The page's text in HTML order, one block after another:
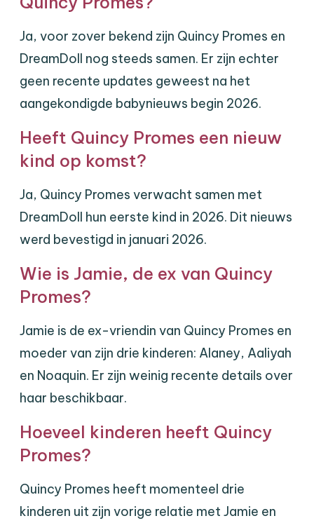
Ja, voor zover bekend zijn Quincy Promes en
DreamDoll nog steeds samen. Er zijn echter
geen recente updates geweest na het
aangekondigde babynieuws begin 2026.
Heeft Quincy Promes een nieuw
kind op komst?
Ja, Quincy Promes verwacht samen met
DreamDoll hun eerste kind in 2026. Dit nieuws
werd bevestigd in januari 2026.
Wie is Jamie, de ex van Quincy
Promes?
Jamie is de ex-vriendin van Quincy Promes en
moeder van zijn drie kinderen: Alaney, Aaliyah
en Noaquin. Er zijn weinig recente details over
haar beschikbaar.
Hoeveel kinderen heeft Quincy
Promes?
Quincy Promes heeft momenteel drie
kinderen uit zijn vorige relatie met Jamie en